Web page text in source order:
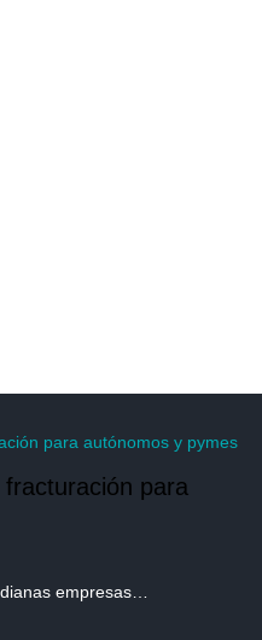
para
empresas…